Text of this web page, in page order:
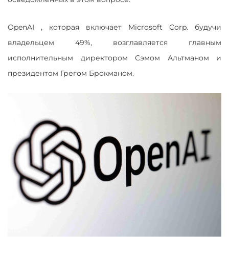
OpenAI , которая включает Microsoft Corp. будучи
владельцем 49%, возглавляется главным
исполнительным директором Сэмом Альтманом и
президентом Грегом Брокманом.